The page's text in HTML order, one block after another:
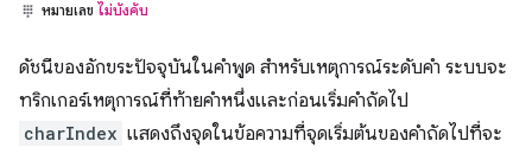
หมายเลข ไม่บังคับ
ดัชนีของอักขระปัจจุบันในคำพูด สำหรับเหตุการณ์ระดับคำ ระบบจะ
ทริกเกอร์เหตุการณ์ที่ท้ายคำหนึ่งและก่อนเริ่มคำถัดไป
charIndex แสดงถึงจุดในข้อความที่จุดเริ่มต้นของคำถัดไปที่จะ